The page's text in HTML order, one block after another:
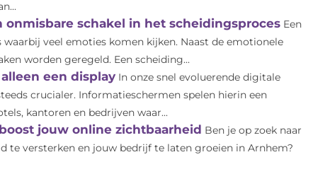
onmisbare schakel in het scheidingsproces Een
veel emoties komen kijken. Naast de emotionele
worden geregeld. Een scheiding...
een display In onze snel evoluerende digitale
crucialer. Informatieschermen spelen hierin een
kantoren en bedrijven waar...
jouw online zichtbaarheid Ben je op zoek naar
te versterken en jouw bedrijf te laten groeien in Arnhem?